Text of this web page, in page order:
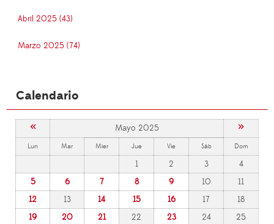
Abril 2025 (43)
Marzo 2025 (74)
Calendario
« Mayo 2025 »
Lun Mar Mier Jue Vie Sáb Dom
1 2 3
4
5
6 7 8 9 10
11
12
13 14 15 16 17
18
19
20 21 22 23 24
25